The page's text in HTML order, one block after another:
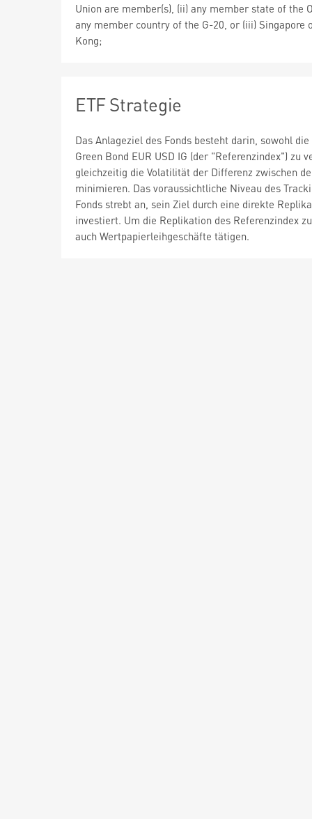
Union are member(s), (ii) any member state of the
any member country of the G-20, or (iii) Singapore
Kong;
ETF Strategie
Das Anlageziel des Fonds besteht darin, sowohl
Green Bond EUR USD IG (der "Referenzindex")
gleichzeitig die Volatilität der Differenz zwischen
minimieren. Das voraussichtliche Niveau des
Fonds strebt an, sein Ziel durch eine direkte
investiert. Um die Replikation des Referenzindex
auch Wertpapierleihgeschäfte tätigen.